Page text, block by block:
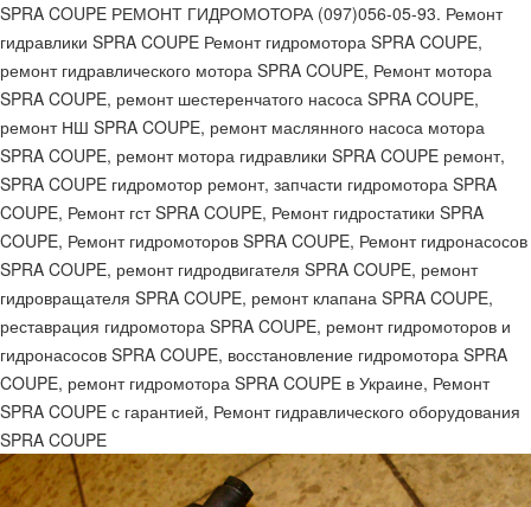
SPRA COUPE РЕМОНТ ГИДРОМОТОРА (097)056-05-93. Ремонт
гидравлики SPRA COUPE Ремонт гидромотора SPRA COUPE,
ремонт гидравлического мотора SPRA COUPE, Ремонт мотора
SPRA COUPE, ремонт шестеренчатого насоса SPRA COUPE,
ремонт НШ SPRA COUPE, ремонт маслянного насоса мотора
SPRA COUPE, ремонт мотора гидравлики SPRA COUPE ремонт,
SPRA COUPE гидромотор ремонт, запчасти гидромотора SPRA
COUPE, Ремонт гст SPRA COUPE, Ремонт гидростатики SPRA
COUPE, Ремонт гидромоторов SPRA COUPE, Ремонт гидронасосов
SPRA COUPE, ремонт гидродвигателя SPRA COUPE, ремонт
гидровращателя SPRA COUPE, ремонт клапана SPRA COUPE,
реставрация гидромотора SPRA COUPE, ремонт гидромоторов и
гидронасосов SPRA COUPE, восстановление гидромотора SPRA
COUPE, ремонт гидромотора SPRA COUPE в Украине, Ремонт
SPRA COUPE с гарантией, Ремонт гидравлического оборудования
SPRA COUPE